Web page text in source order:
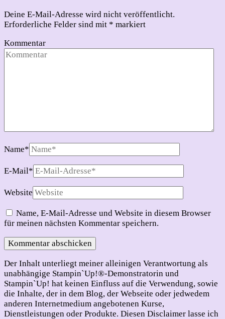
Deine E-Mail-Adresse wird nicht veröffentlicht.
Erforderliche Felder sind mit * markiert
Kommentar
Name*
E-Mail*
Website
Name, E-Mail-Adresse und Website in diesem Browser
für meinen nächsten Kommentar speichern.
Der Inhalt unterliegt meiner alleinigen Verantwortung als
unabhängige Stampin`Up!®-Demonstratorin und
Stampin`Up! hat keinen Einfluss auf die Verwendung, sowie
die Inhalte, der in dem Blog, der Webseite oder jedwedem
anderen Internetmedium angebotenen Kurse,
Dienstleistungen oder Produkte. Diesen Disclaimer lasse ich